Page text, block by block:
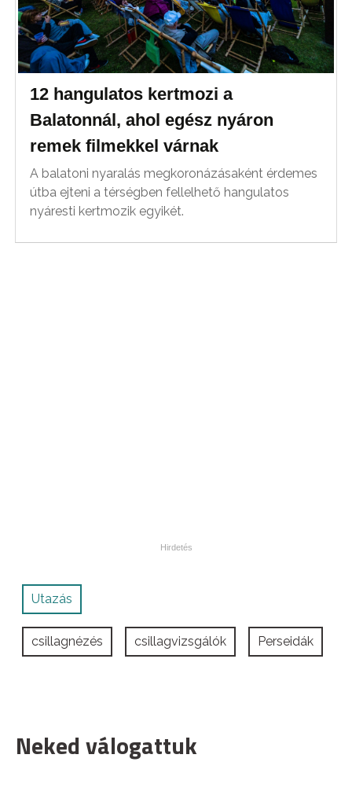
12 hangulatos kertmozi a
Balatonnál, ahol egész nyáron
remek filmekkel várnak
A balatoni nyaralás megkoronázásaként érdemes
útba ejteni a térségben fellelhető hangulatos
nyáresti kertmozik egyikét.
Utazás
csillagnézés csillagvizsgálók Perseidák
Neked válogattuk